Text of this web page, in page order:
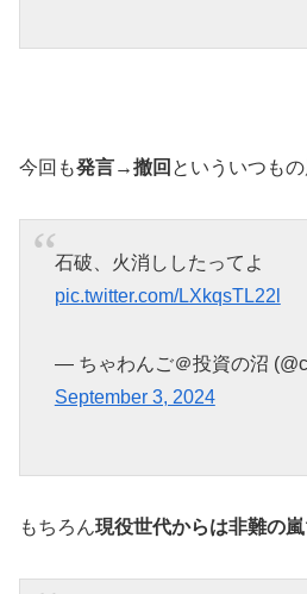
今回も発言→撤回 といういつも
石破、火消ししたってよ
pic.twitter.com/LXkqsTL22l
— ちゃわんご＠投資の沼
September 3, 2024
もちろん現役世代からは非難の嵐